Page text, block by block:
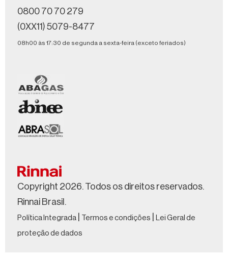
0800 70 70 279
(0XX11) 5079-8477
08h00 às 17:30 de segunda a sexta-feira (exceto feriados)
Copyright 2026. Todos os direitos reservados.
Rinnai Brasil.
Política Integrada Termos e condições
Lei Geral de
proteção de dados